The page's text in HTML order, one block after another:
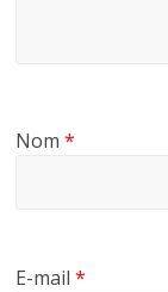
Nom*
E-mail*